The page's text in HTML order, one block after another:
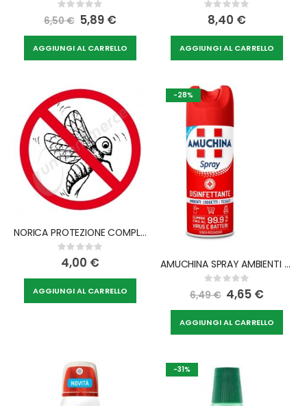
Rating:
0%
6,50 € Special
Price
5,89 €
AGGIUNGI AL CARRELLO
Rating:
0%
8,40 €
AGGIUNGI AL CARRELLO
NORICA PROTEZIONE COMPLETA ESSENZA BALSAMICA 75 ML
Rating:
0%
4,00 €
AGGIUNGI AL CARRELLO
-28%
AMUCHINA SPRAY AMBIENTI OGGETTI TESSUTI 400 ML
Rating:
0%
6,49 € Special
Price
4,65 €
AGGIUNGI AL CARRELLO
-31%